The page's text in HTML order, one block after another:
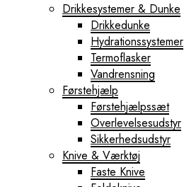
Drikkesystemer & Dunke
Drikkedunke
Hydrationssystemer
Termoflasker
Vandrensning
Førstehjælp
Førstehjælpssæt
Overlevelsesudstyr
Sikkerhedsudstyr
Knive & Værktøj
Faste Knive